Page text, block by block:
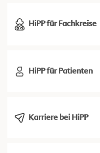
HiPP für Fachkreise
HiPP für Patienten
Karriere bei HiPP